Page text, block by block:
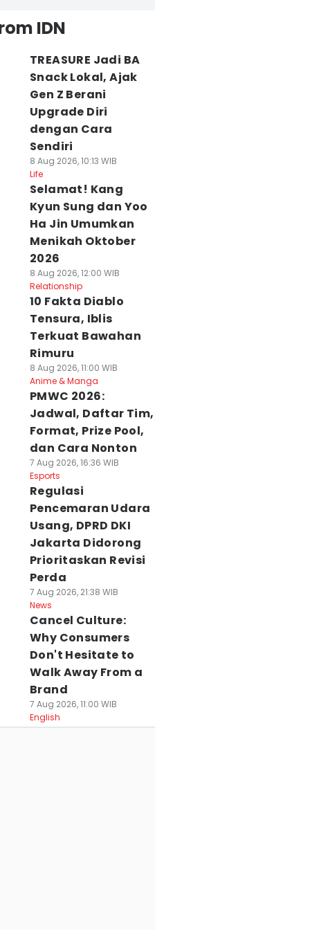
IDN
TREASURE Jadi BA
Snack Lokal, Ajak
Gen Z Berani
Upgrade Diri
dengan Cara
Sendiri
8 Aug 2026, 10:13 WIB
Life
Selamat! Kang
Kyun Sung dan Yoo
Ha Jin Umumkan
Menikah Oktober
2026
8 Aug 2026, 12:00 WIB
Relationship
10 Fakta Diablo
Tensura, Iblis
Terkuat Bawahan
Rimuru
8 Aug 2026, 11:00 WIB
Anime & Manga
PMWC 2026:
Jadwal, Daftar Tim,
Format, Prize Pool,
dan Cara Nonton
7 Aug 2026, 16:36 WIB
Esports
Regulasi
Pencemaran Udara
Usang, DPRD DKI
Jakarta Didorong
Prioritaskan Revisi
Perda
7 Aug 2026, 21:38 WIB
News
Cancel Culture:
Why Consumers
Don't Hesitate to
Walk Away From a
Brand
7 Aug 2026, 11:00 WIB
English